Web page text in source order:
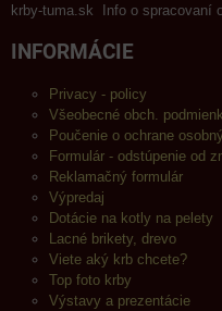
krby-tuma.sk Info o spracovaní
INFORMÁCIE
Privacy - policy
Všeobecné obch.
Poučenie o ochrane
Formulár - odstúpenie od
Reklamačný formulár
Výpredaj
Dotácie na kotly na pelety
Lacné brikety, drevo
Viete aký krb chcete?
Top foto krby
Výstavy a prezentácie